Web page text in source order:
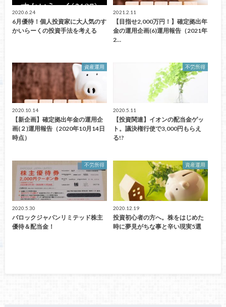
2020.6.24
6月優待！個人投資家に大人気のす
かいらーくの投資手法を考える
2021.2.11
【目指せ2,000万円！】確定拠出年
金の運用企画(6)運用報告（2021年
2…
資産運用
2020.10.14
【新企画】確定拠出年金の運用企
画(２)運用報告（2020年10月14日
時点）
不労所得
2020.5.11
【投資関連】イオンの配当金ゲッ
ト。議決権行使で3,000円もらえ
る!?
不労所得
2020.5.30
バロックジャパンリミテッド株主
優待＆配当金！
資産運用
2020.12.19
投資初心者の方へ。株をはじめた
時に夢見がちな事と辛い現実5選